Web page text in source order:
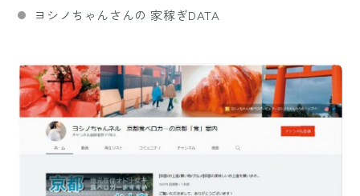
ヨシノちゃんさんの 家稼ぎDATA